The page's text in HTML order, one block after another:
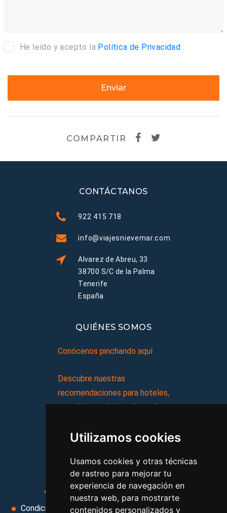
Utilizamos cookies
Usamos cookies y otras técnicas
de rastreo para mejorar tu
experiencia de navegación en
nuestra web, para mostrarte
contenidos personalizados y
He leído y acepto la Política de Privacidad
Enviar
COMPARTIR
CONTÁCTANOS
922 415 718
info@viajesnievemar.com
Alvarez de Abreu, 33
38700 S/C de la Palma
Tenerife
España
QUIÉNES SOMOS
Conócenos pinchando aquí
Descubre nuestras
recomendaciones para hoteles,
complejos turísticos, hostales,
viajes, y mucho más!
MI AGENCIA
Aviso legal
Condiciones de uso
Condiciones Generales
Ley de Viajes Combinados